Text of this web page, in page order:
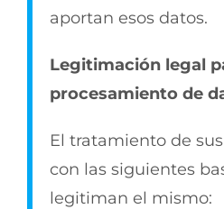
aportan esos datos.
Legitimación legal
procesamiento de
El tratamiento de
con las siguientes
legitiman el mismo: